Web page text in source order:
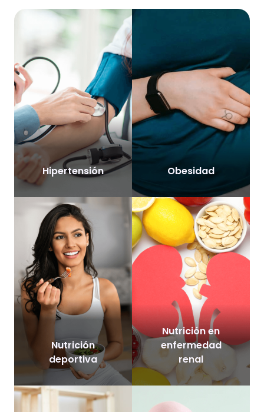
Hipertensión Obesidad
Nutrición
deportiva
Nutrición en
enfermedad
renal